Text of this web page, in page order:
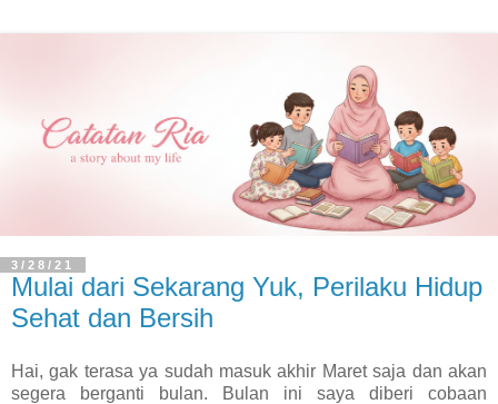
3/28/21
Mulai dari Sekarang Yuk, Perilaku Hidup
Sehat dan Bersih
Hai, gak terasa ya sudah masuk akhir Maret saja dan akan
segera berganti bulan. Bulan ini saya diberi cobaan